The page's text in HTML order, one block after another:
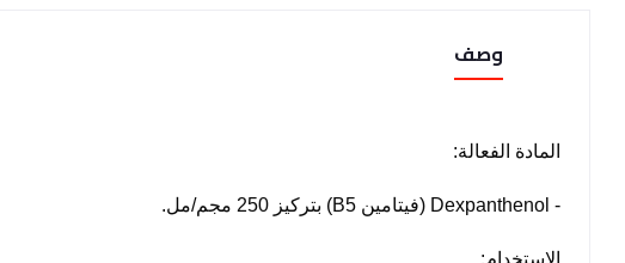
وصف
المادة الفعالة:
- Dexpanthenol (فيتامين B5) بتركيز 250 مجم/مل.
الاستخدام: